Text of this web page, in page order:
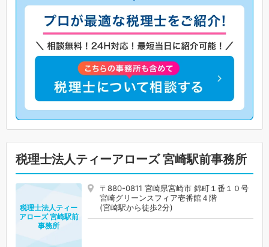
税理士法人ティーアローズ 宮崎駅前事務所
〒880-0811 宮崎県宮崎市 錦町１番１０号
宮崎グリーンスフィア壱番館４階
(宮崎駅から徒歩2分)
税理士法人ティー
アローズ 宮崎駅前
事務所